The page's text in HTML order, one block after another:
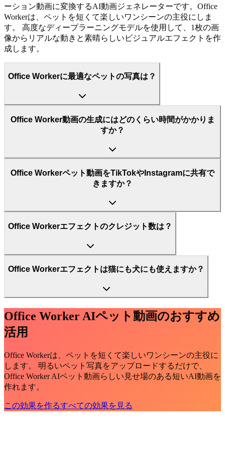
ーション動画に変換するAI動画ジェネレーターです。Office
Workerは、ペットを短くて楽しいワンシーンの主役にしま
す。 高度なディープラーニングモデルを使用して、1枚の画
像からリアルな動きと素晴らしいビジュアルエフェクトを作
成します。
Office Workerに最適なペットの写真は？
Office Worker動画の生成にはどのくらい時間がかかりま
すか？
Office Workerペット動画をTikTokやInstagramに共有で
きますか？
Office Workerエフェクトのクレジット数は？
Office Workerエフェクトは猫にも犬にも使えますか？
Office Worker AIペット動画のおすすめ
活用
Office Workerは、ペットを短くて楽しいワンシーンの主役に
します。 明るいペット写真をアップロードするだけで、
Office Worker AIペット動画らしい見せ場のある短いAI動画を
作れます。
この効果を作るすべての効果を見る